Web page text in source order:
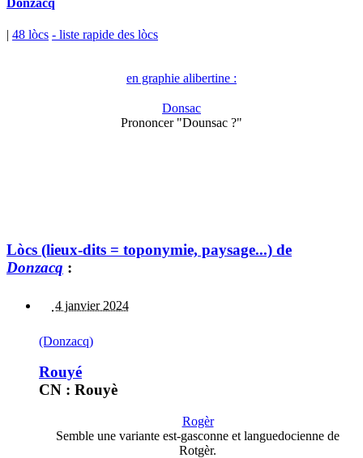
Donzacq
| 48 lòcs - liste rapide des lòcs
en graphie alibertine :
Donsac
Prononcer "Dounsac ?"
Lòcs (lieux-dits = toponymie, paysage...) de
Donzacq :
4 janvier 2024
(Donzacq)
Rouyé
CN : Rouyè
Rogèr
Semble une variante est-gasconne et languedocienne de
Rotgèr.